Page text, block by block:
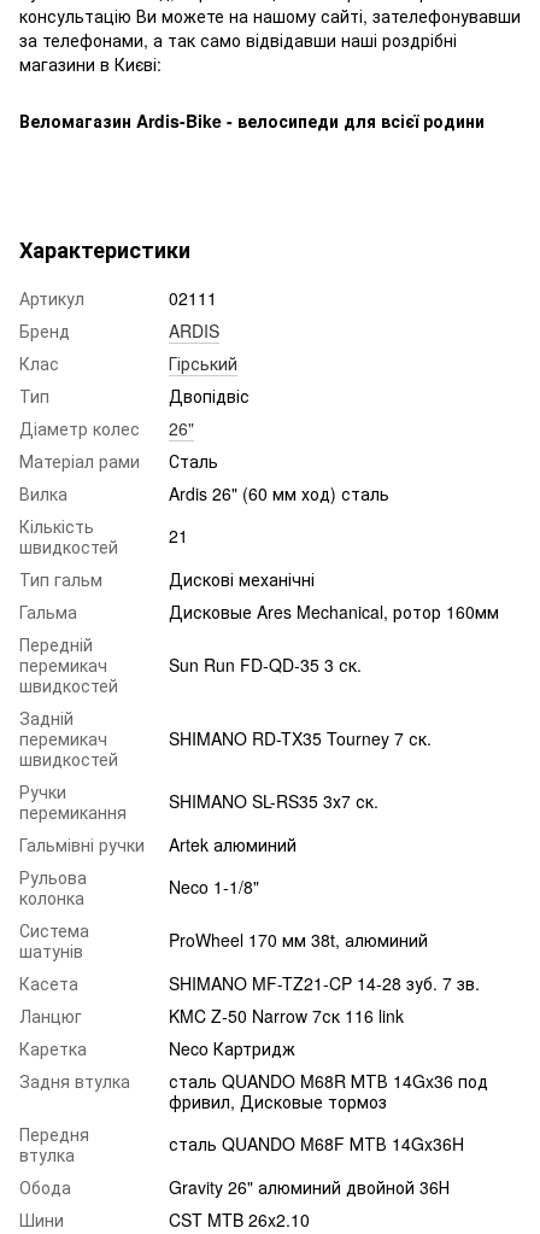
консультацію Ви можете на нашому сайті, зателефонувавши
за телефонами, а так само відвідавши наші роздрібні
магазини в Києві:
Веломагазин Ardis-Bike - велосипеди для всієї родини
Характеристики
Артикул
02111
Бренд
ARDIS
Клас
Гірський
Тип
Двопідвіс
Діаметр колес
26"
Матеріал рами
Сталь
Вилка
Ardis 26" (60 мм ход) сталь
Кількість
швидкостей
21
Тип гальм
Дискові механічні
Гальма
Дисковые Ares Mechanical, ротор 160мм
Передній
перемикач
швидкостей
Sun Run FD-QD-35 3 ск.
Задній
перемикач
швидкостей
SHIMANO RD-TX35 Tourney 7 ск.
Ручки
перемикання
SHIMANO SL-RS35 3х7 ск.
Гальмівні ручки
Artek алюминий
Рульова
колонка
Neco 1-1/8"
Система
шатунів
ProWheel 170 мм 38t, алюминий
Касета
SHIMANO MF-TZ21-CP 14-28 зуб. 7 зв.
Ланцюг
KMC Z-50 Narrow 7ск 116 link
Каретка
Neco Картридж
Задня втулка
сталь QUANDO M68R МТВ 14Gx36 под
фривил, Дисковые тормоз
Передня
втулка
сталь QUANDO M68F МТВ 14Gx36H
Обода
Gravity 26" алюминий двойной 36Н
Шини
CST MTB 26x2.10